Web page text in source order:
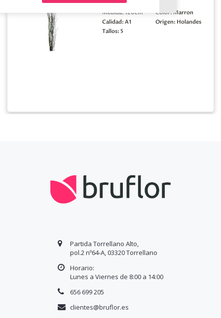
Medida: 120cm Color: Marron
Calidad:A1 Origen: Holandes
Tallos: 5
Partida Torrellano Alto,
pol.2 nº64-A, 03320 Torrellano
Horario:
Lunes a Viernes de 8:00 a 14:00
656 699 205
clientes@bruflor.es